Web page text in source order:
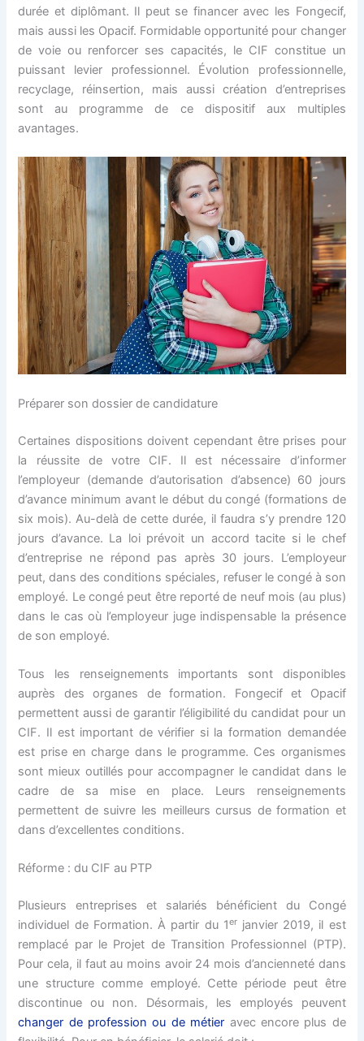
durée et diplômant. Il peut se financer avec les Fongecif,
mais aussi les Opacif. Formidable opportunité pour changer
de voie ou renforcer ses capacités, le CIF constitue un
puissant levier professionnel. Évolution professionnelle,
recyclage, réinsertion, mais aussi création d’entreprises
sont au programme de ce dispositif aux multiples
avantages.
Préparer son dossier de candidature
Certaines dispositions doivent cependant être prises pour
la réussite de votre CIF. Il est nécessaire d’informer
l’employeur (demande d’autorisation d’absence) 60 jours
d’avance minimum avant le début du congé (formations de
six mois). Au-delà de cette durée, il faudra s’y prendre 120
jours d’avance. La loi prévoit un accord tacite si le chef
d’entreprise ne répond pas après 30 jours. L’employeur
peut, dans des conditions spéciales, refuser le congé à son
employé. Le congé peut être reporté de neuf mois (au plus)
dans le cas où l’employeur juge indispensable la présence
de son employé.
Tous les renseignements importants sont disponibles
auprès des organes de formation. Fongecif et Opacif
permettent aussi de garantir l’éligibilité du candidat pour un
CIF. Il est important de vérifier si la formation demandée
est prise en charge dans le programme. Ces organismes
sont mieux outillés pour accompagner le candidat dans le
cadre de sa mise en place. Leurs renseignements
permettent de suivre les meilleurs cursus de formation et
dans d’excellentes conditions.
Réforme : du CIF au PTP
Plusieurs entreprises et salariés bénéficient du Congé
individuel de Formation. À partir du 1erjanvier 2019, il est
remplacé par le Projet de Transition Professionnel (PTP).
Pour cela, il faut au moins avoir 24 mois d’ancienneté dans
une structure comme employé. Cette période peut être
discontinue ou non. Désormais, les employés peuvent
changer de profession ou de métier avec encore plus de